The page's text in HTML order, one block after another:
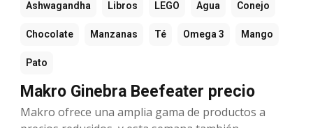
Ashwagandha Libros LEGO Agua Conejo
Chocolate Manzanas Té Omega 3 Mango
Pato
Makro Ginebra Beefeater precio
Makro ofrece una amplia gama de productos a